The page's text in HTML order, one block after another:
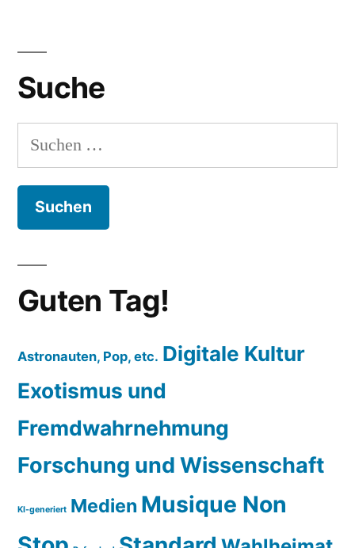
Suche
Suchen
nach:
Guten Tag!
Astronauten, Pop, etc. Digitale Kultur
Exotismus und
Fremdwahrnehmung
Forschung und Wissenschaft
KI-generiert Medien Musique Non